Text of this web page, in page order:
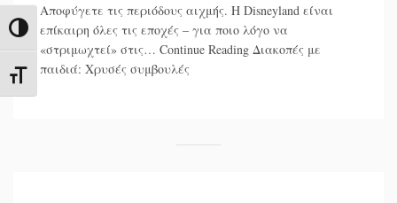
Toggle High Contrast
Toggle Font size
Αποφύγετε τις περιόδους αιχμής. Η Disneyland είναι
επίκαιρη όλες τις εποχές – για ποιο λόγο να
«στριμωχτεί» στις… Continue Reading Διακοπές με
παιδιά: Χρυσές συμβουλές